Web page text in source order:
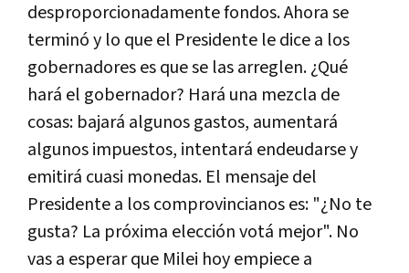
desproporcionadamente fondos. Ahora se
terminó y lo que el Presidente le dice a los
gobernadores es que se las arreglen. ¿Qué
hará el gobernador? Hará una mezcla de
cosas: bajará algunos gastos, aumentará
algunos impuestos, intentará endeudarse y
emitirá cuasi monedas. El mensaje del
Presidente a los comprovincianos es: "¿No te
gusta? La próxima elección votá mejor". No
vas a esperar que Milei hoy empiece a